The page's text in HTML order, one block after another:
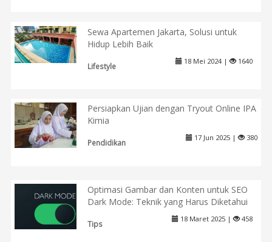
Sewa Apartemen Jakarta, Solusi untuk
Hidup Lebih Baik
Lifestyle
18 Mei 2024 | 1640
Persiapkan Ujian dengan Tryout Online IPA
Kimia
Pendidikan
17 Jun 2025 | 380
Optimasi Gambar dan Konten untuk SEO
Dark Mode: Teknik yang Harus Diketahui
Tips
18 Maret 2025 | 458